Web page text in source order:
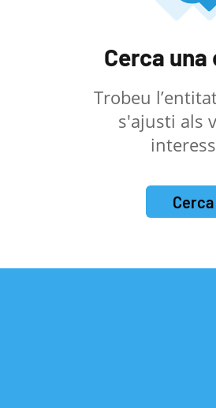
Cerca
Trobeu
s'ajusti als
Cerca